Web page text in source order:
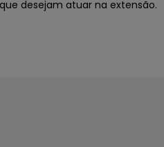
desejam atuar na extensão.